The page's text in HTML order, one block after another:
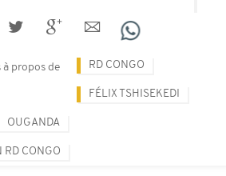
propos de RD CONGO
FÉLIX TSHISEKEDI
OUGANDA
RD CONGO